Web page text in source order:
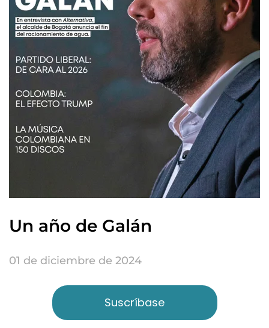
Un año de Galán
01 de diciembre de 2024
Suscríbase